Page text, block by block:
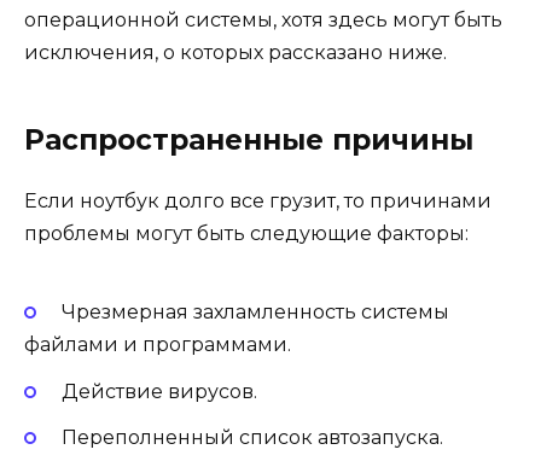
операционной системы, хотя здесь могут быть
исключения, о которых рассказано ниже.
Распространенные причины
Если ноутбук долго все грузит, то причинами
проблемы могут быть следующие факторы:
Чрезмерная захламленность системы
файлами и программами.
Действие вирусов.
Переполненный список автозапуска.